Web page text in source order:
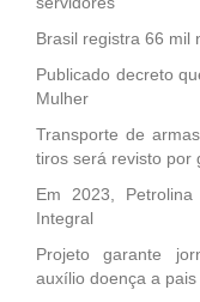
Brasil registra 66 mil
Publicado decreto
Mulher
Transporte de
tiros será revisto por
Em 2023,
Integral
Projeto garante
auxílio doença a